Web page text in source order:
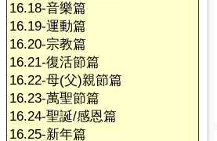
16.18-音樂篇
16.19-運動篇
16.20-宗教篇
16.21-復活節篇
16.22-母(父)親節篇
16.23-萬聖節篇
16.24-聖誕/感恩篇
16.25-新年篇